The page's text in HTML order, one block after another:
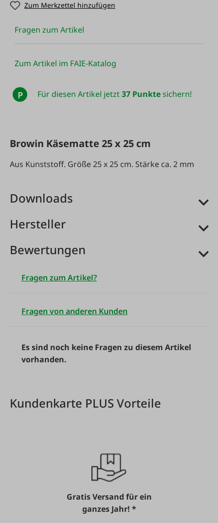
Zum Merkzettel hinzufügen
Fragen zum Artikel
Zum Artikel im FAIE-Katalog
P Für diesen Artikel jetzt37 Punktesichern!
Browin Käsematte 25 x 25 cm
Aus Kunststoff. Größe 25 x 25 cm. Stärke ca. 2 mm
Downloads
Hersteller
Bewertungen
Fragen zum Artikel?
Fragen von anderen Kunden
Es sind noch keine Fragen zu diesem Artikel
vorhanden.
Kundenkarte PLUS Vorteile
Gratis Versand für ein
ganzes Jahr! *